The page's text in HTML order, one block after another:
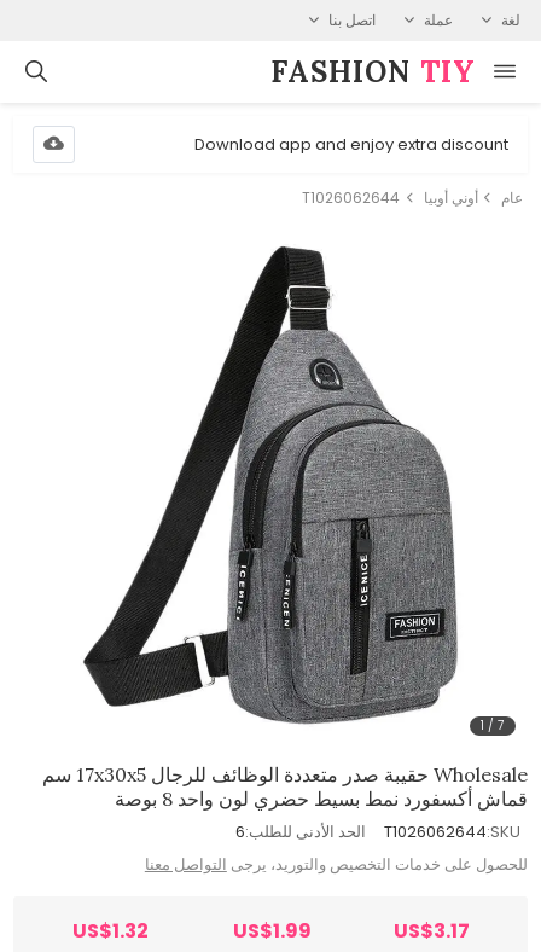
لغة عملة اتصل بنا
FASHION⁠ TIY
Download app and enjoy extra discount
عام أوني أوبيا T1026062644
1 /7
Wholesale حقيبة صدر متعددة الوظائف للرجال 17x30x5 سم
قماش أكسفورد نمط بسيط حضري لون واحد 8 بوصة
SKU:
T1026062644 الحد الأدنى للطلب:6
للحصول على خدمات التخصيص والتوريد، يرجى التواصل معنا
US$3.17
US$1.99
US$1.32